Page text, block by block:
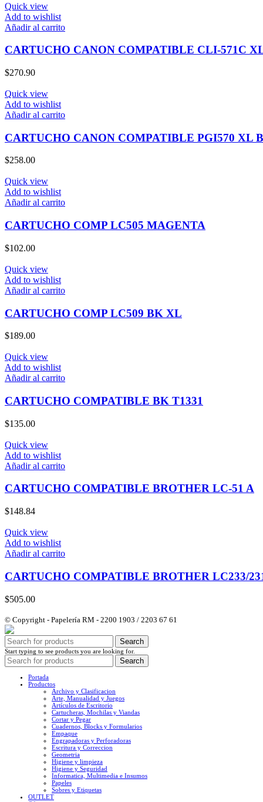
Quick view
Add to wishlist
Añadir al carrito
CARTUCHO CANON COMPATIBLE CLI-571C
$270.90
Quick view
Add to wishlist
Añadir al carrito
CARTUCHO CANON COMPATIBLE PGI570 XL
$258.00
Quick view
Add to wishlist
Añadir al carrito
CARTUCHO COMP LC505 MAGENTA
$102.00
Quick view
Add to wishlist
Añadir al carrito
CARTUCHO COMP LC509 BK XL
$189.00
Quick view
Add to wishlist
Añadir al carrito
CARTUCHO COMPATIBLE BK T1331
$135.00
Quick view
Add to wishlist
Añadir al carrito
CARTUCHO COMPATIBLE BROTHER LC-51 A
$148.84
Quick view
Add to wishlist
Añadir al carrito
CARTUCHO COMPATIBLE BROTHER LC233/
$505.00
© Copyright - Papelería RM - 2200 1903 / 2203 67 61
Search
Start typing to see products you are looking for.
Search
Portada
Productos
Archivo y Clasificacion
Arte, Manualidad y Juegos
Artículos de Escritorio
Cartucheras, Mochilas y Viandas
Cortar y Pegar
Cuadernos, Blocks y Formularios
Empaque
Engrapadoras y Perforadoras
Escritura y Correccion
Geometria
Higiene y limpieza
Higiene y Seguridad
Informatica, Multimedia e Insumos
Papeles
Sobres y Etiquetas
OUTLET